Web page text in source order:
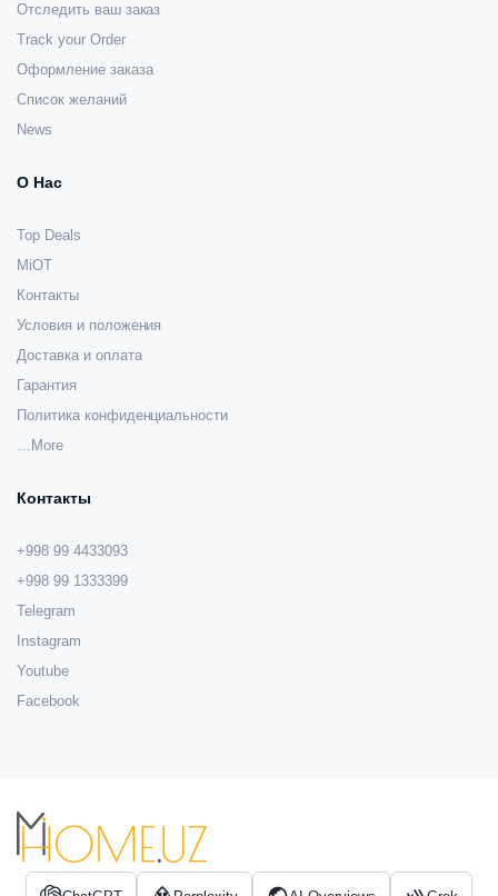
Отследить ваш заказ
Track your Order
Оформление заказа
Список желаний
News
О Нас
Top Deals
MiOT
Контакты
Условия и положения
Доставка и оплата
Гарантия
Политика конфиденциальности
…More
Контакты
+998 99 4433093
+998 99 1333399
Telegram
Instagram
Youtube
Facebook